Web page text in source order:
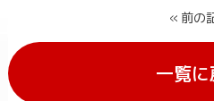
« 前の
一覧に